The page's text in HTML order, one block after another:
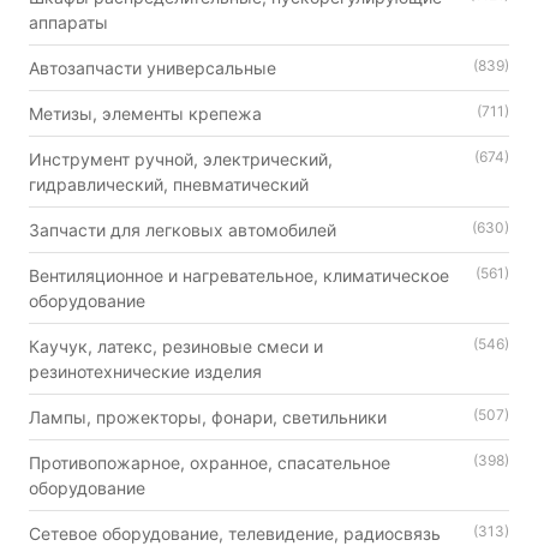
аппараты
Автозапчасти универсальные (839)
Метизы, элементы крепежа (711)
Инструмент ручной, электрический,
гидравлический, пневматический
(674)
Запчасти для легковых автомобилей (630)
Вентиляционное и нагревательное, климатическое
оборудование
(561)
Каучук, латекс, резиновые смеси и
резинотехнические изделия
(546)
Лампы, прожекторы, фонари, светильники (507)
Противопожарное, охранное, спасательное
оборудование
(398)
Сетевое оборудование, телевидение, радиосвязь (313)